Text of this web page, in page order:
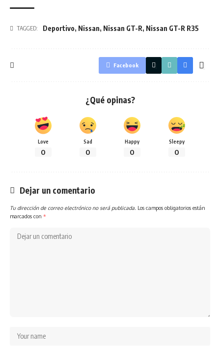
TAGGED: Deportivo, Nissan, Nissan GT-R, Nissan GT-R R35
Facebook
¿Qué opinas?
Love
0
Sad
0
Happy
0
Sleepy
0
Dejar un comentario
Tu dirección de correo electrónico no será publicada. Los campos obligatorios están
marcados con *